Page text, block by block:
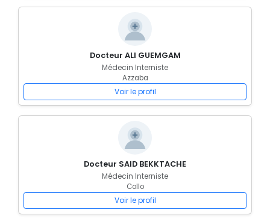
Docteur ALI GUEMGAM
Médecin Interniste
Azzaba
Voir le profil
Docteur SAID BEKKTACHE
Médecin Interniste
Collo
Voir le profil